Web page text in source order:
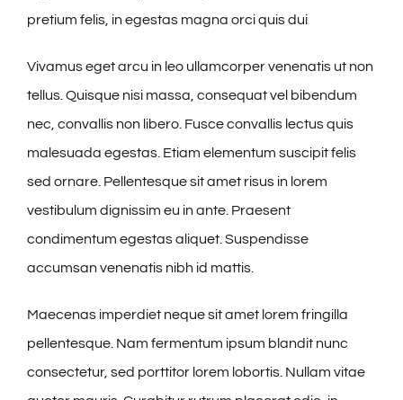
pretium felis, in egestas magna orci quis dui
Vivamus eget arcu in leo ullamcorper venenatis ut non
tellus. Quisque nisi massa, consequat vel bibendum
nec, convallis non libero. Fusce convallis lectus quis
malesuada egestas. Etiam elementum suscipit felis
sed ornare. Pellentesque sit amet risus in lorem
vestibulum dignissim eu in ante. Praesent
condimentum egestas aliquet. Suspendisse
accumsan venenatis nibh id mattis.
Maecenas imperdiet neque sit amet lorem fringilla
pellentesque. Nam fermentum ipsum blandit nunc
consectetur, sed porttitor lorem lobortis. Nullam vitae